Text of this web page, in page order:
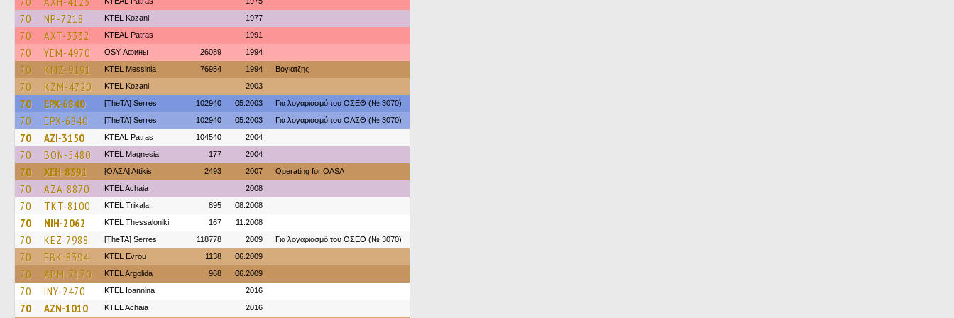
70 NP-7218 ΚΤΕL Kozani 1977
70 AXT-3332 KTEAL Patras 1991
70 YEM-4970 OSY Афины 26089 1994
70 KMZ-9191 KTEL Messinia 76954 1994 Βογιατζης
70 KZM-4720 ΚΤΕL Kozani 2003
70 EPX-6840 [TheTA] Serres 102940 05.2003 Για λογαριασμό του ΟΣΕΘ (№ 3070)
70 EPX-6840 [TheTA] Serres 102940 05.2003 Για λογαριασμό του ΟΑΣΘ (№ 3070)
70 AZI-3150 KTEAL Patras 104540 2004
70 BON-5480 ΚΤΕL Magnesia 177 2004
70 XEH-8391 [ΟΑΣΑ] Αttikis 2493 2007 Operating for OASA
70 AZA-8870 KTEL Achaia 2008
70 TKT-8100 ΚΤΕL Τrikala 895 08.2008
70 NIH-2062 KTEL Thessaloniki 167 11.2008
70 KEZ-7988 [TheTA] Serres 118778 2009 Για λογαριασμό του ΟΣΕΘ (№ 3070)
70 EBK-8394 KTEL Evrou 1138 06.2009
70 APM-7170 KTEL Argolida 968 06.2009
70 INY-2470 KTEL Ioannina 2016
70 AZN-1010 KTEL Achaia 2016